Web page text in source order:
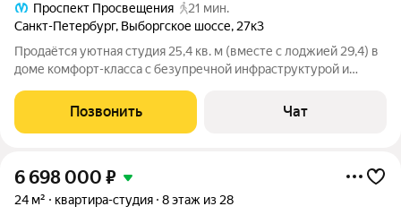
Проспект Просвещения
21 мин.
Санкт-Петербург, Выборгское шоссе, 27к3
Продаётся уютная студия 25,4 кв. м (вместе с лоджией 29,4) в
доме комфорт-класса с безупречной инфраструктурой и
преимущества: Надёжное тепло и вода собственная газовая
котельная, поэтому
Позвонить Чат
6 698 000 ₽
24 м² квартира-студия 8 этаж из 28